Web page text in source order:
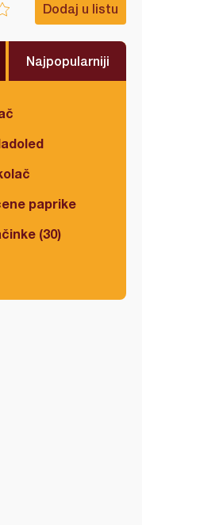
Dodaj u listu
Najpopularniji
paprike
(30)